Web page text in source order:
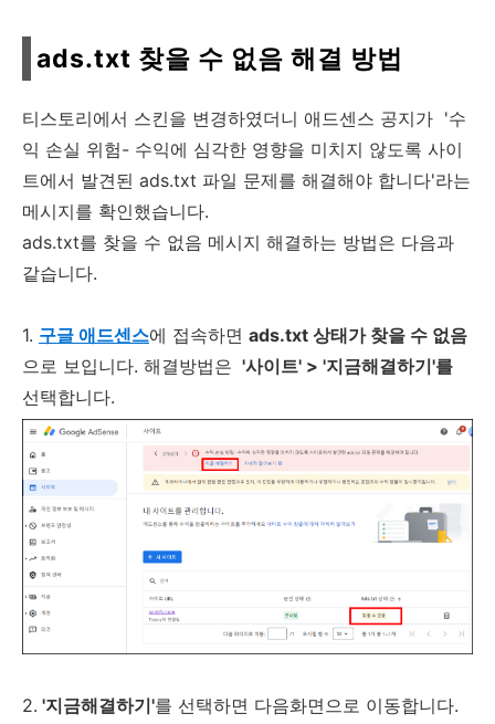
ads.txt 찾을 수 없음 해결 방법
티스토리에서 스킨을 변경하였더니 애드센스 공지가 '수
익 손실 위험- 수익에 심각한 영향을 미치지 않도록 사이
트에서 발견된 ads.txt 파일 문제를 해결해야 합니다'라는
메시지를 확인했습니다.
ads.txt를 찾을 수 없음 메시지 해결하는 방법은 다음과
같습니다.
1. 구글 애드센스에 접속하면 ads.txt 상태가 찾을 수 없음
으로 보입니다. 해결방법은 '사이트' > '지금해결하기'를
선택합니다.
2. '지금해결하기'를 선택하면 다음화면으로 이동합니다.